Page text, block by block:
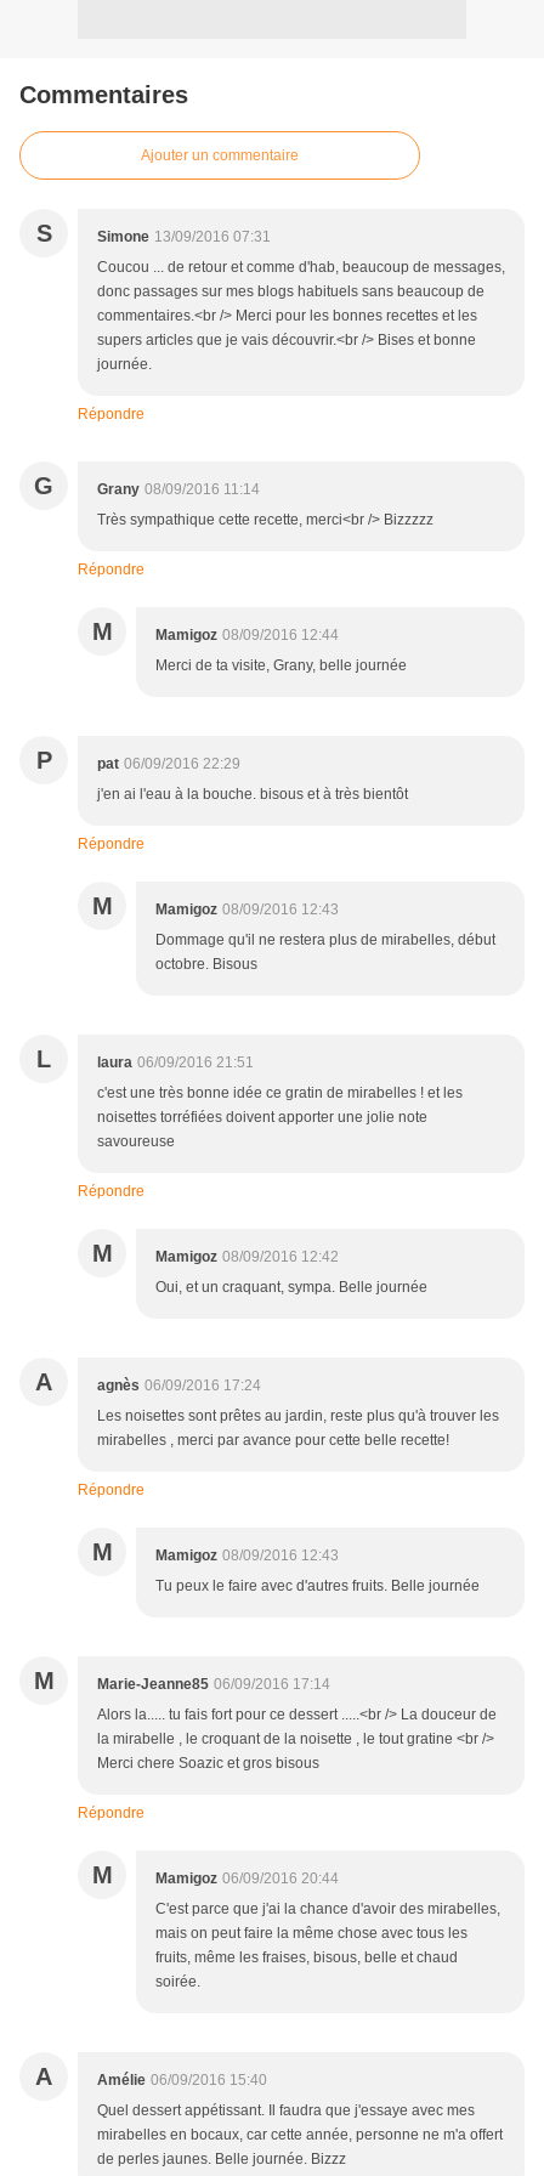
Commentaires
Ajouter un commentaire
S Simone 13/09/2016 07:31
Coucou ... de retour et comme d'hab, beaucoup de messages,
donc passages sur mes blogs habituels sans beaucoup de
commentaires.<br /> Merci pour les bonnes recettes et les
supers articles que je vais découvrir.<br /> Bises et bonne
journée.
Répondre
G Grany 08/09/2016 11:14
Très sympathique cette recette, merci<br /> Bizzzzz
Répondre
M Mamigoz 08/09/2016 12:44
Merci de ta visite, Grany, belle journée
P pat 06/09/2016 22:29
j'en ai l'eau à la bouche. bisous et à très bientôt
Répondre
M Mamigoz 08/09/2016 12:43
Dommage qu'il ne restera plus de mirabelles, début
octobre. Bisous
L laura 06/09/2016 21:51
c'est une très bonne idée ce gratin de mirabelles ! et les
noisettes torréfiées doivent apporter une jolie note
savoureuse
Répondre
M Mamigoz 08/09/2016 12:42
Oui, et un craquant, sympa. Belle journée
A agnès 06/09/2016 17:24
Les noisettes sont prêtes au jardin, reste plus qu'à trouver les
mirabelles , merci par avance pour cette belle recette!
Répondre
M Mamigoz 08/09/2016 12:43
Tu peux le faire avec d'autres fruits. Belle journée
M Marie-Jeanne85 06/09/2016 17:14
Alors la..... tu fais fort pour ce dessert .....<br /> La douceur de
la mirabelle , le croquant de la noisette , le tout gratine <br />
Merci chere Soazic et gros bisous
Répondre
M Mamigoz 06/09/2016 20:44
C'est parce que j'ai la chance d'avoir des mirabelles,
mais on peut faire la même chose avec tous les
fruits, même les fraises, bisous, belle et chaud
soirée.
A Amélie 06/09/2016 15:40
Quel dessert appétissant. Il faudra que j'essaye avec mes
mirabelles en bocaux, car cette année, personne ne m'a offert
de perles jaunes. Belle journée. Bizzz